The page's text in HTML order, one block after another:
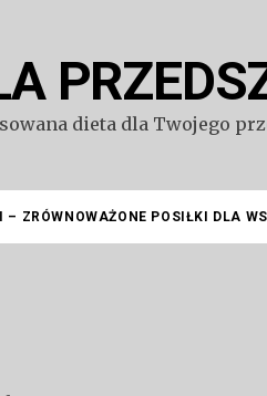
dieta dla Twojego
– ZRÓWNOWAŻONE POSIŁKI DLA